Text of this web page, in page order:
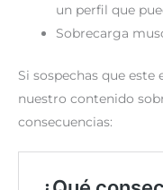
un perfil que
Sobrecarga
Si sospechas que este
nuestro contenido
consecuencias: